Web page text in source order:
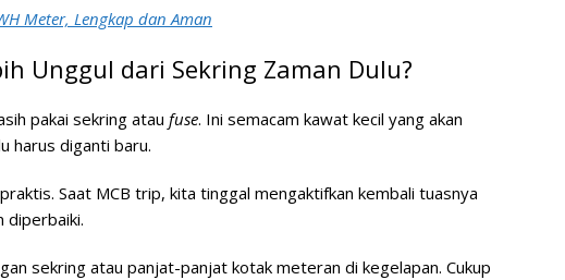
Meter, Lengkap dan Aman
Unggul dari Sekring Zaman Dulu?
pakai sekring atau fuse. Ini semacam kawat kecil yang akan
harus diganti baru.
Saat MCB trip, kita tinggal mengaktifkan kembali tuasnya
diperbaiki.
sekring atau panjat-panjat kotak meteran di kegelapan. Cukup